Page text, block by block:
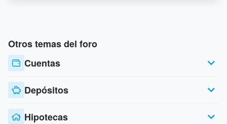
Otros temas del foro
Cuentas
Depósitos
Hipotecas